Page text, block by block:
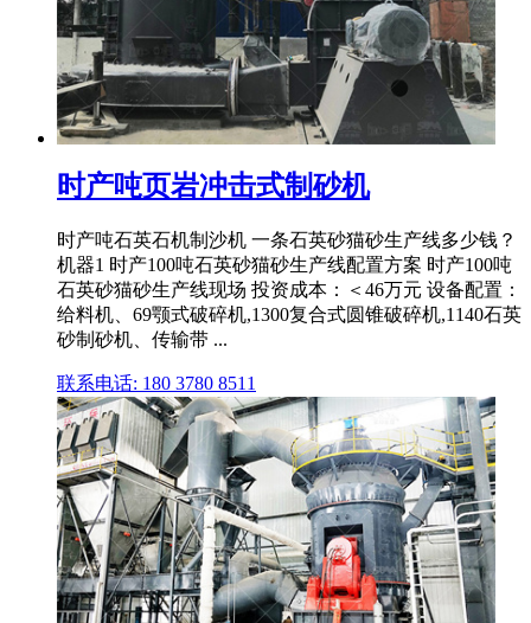
时产吨页岩冲击式制砂机
时产吨石英石机制沙机 一条石英砂猫砂生产线多少钱？
机器1 时产100吨石英砂猫砂生产线配置方案 时产100吨
石英砂猫砂生产线现场 投资成本：＜46万元 设备配置：
给料机、69颚式破碎机,1300复合式圆锥破碎机,1140石英
砂制砂机、传输带 ...
联系电话: 180 3780 8511